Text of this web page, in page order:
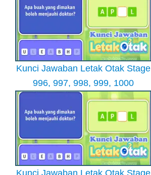
Kunci Jawaban Letak Otak Stage
996, 997, 998, 999, 1000